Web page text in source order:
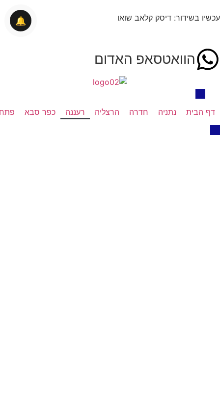
עכשיו בשידור: דיסק קלאב שואו
הוואטסאפ האדום
דף הבית נתניה חדרה הרצליה רעננה כפר סבא
🔔